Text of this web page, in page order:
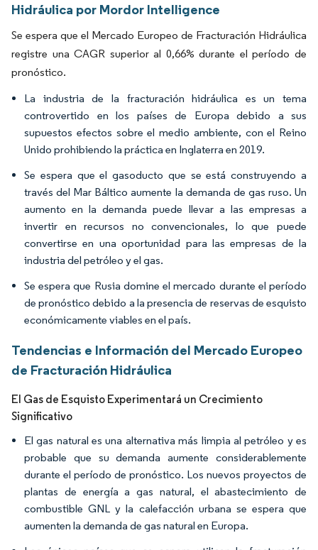
Hidráulica por Mordor Intelligence
Se espera que el Mercado Europeo de Fracturación Hidráulica
registre una CAGR superior al 0,66% durante el período de
pronóstico.
La industria de la fracturación hidráulica es un tema
controvertido en los países de Europa debido a sus
supuestos efectos sobre el medio ambiente, con el Reino
Unido prohibiendo la práctica en Inglaterra en 2019.
Se espera que el gasoducto que se está construyendo a
través del Mar Báltico aumente la demanda de gas ruso. Un
aumento en la demanda puede llevar a las empresas a
invertir en recursos no convencionales, lo que puede
convertirse en una oportunidad para las empresas de la
industria del petróleo y el gas.
Se espera que Rusia domine el mercado durante el período
de pronóstico debido a la presencia de reservas de esquisto
económicamente viables en el país.
Tendencias e Información del Mercado Europeo
de Fracturación Hidráulica
El Gas de Esquisto Experimentará un Crecimiento
Significativo
El gas natural es una alternativa más limpia al petróleo y es
probable que su demanda aumente considerablemente
durante el período de pronóstico. Los nuevos proyectos de
plantas de energía a gas natural, el abastecimiento de
combustible GNL y la calefacción urbana se espera que
aumenten la demanda de gas natural en Europa.